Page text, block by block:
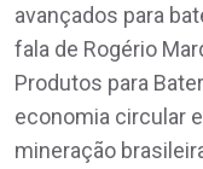
avançados para
fala de Rogério
Produtos para
economia circular
mineração